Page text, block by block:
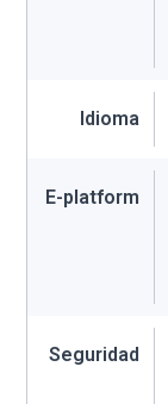
Idioma
E-platform
Seguridad